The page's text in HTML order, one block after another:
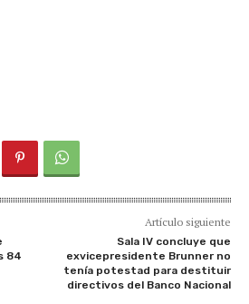
84
Artículo siguiente
Sala IV concluye que
exvicepresidente Brunner no
tenía potestad para destituir
directivos del Banco Nacional